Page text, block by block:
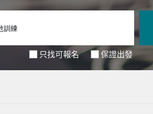
只找可報名 保證出發